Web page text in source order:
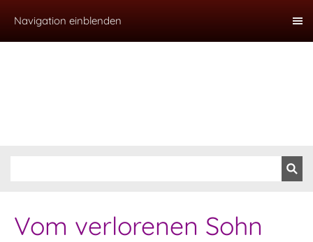
Navigation einblenden
Vom verlorenen Sohn